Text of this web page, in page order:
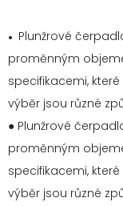
● Plunžrové
proměnným
specifikacemi,
výběr jsou různé
● Plunžrové
proměnným
specifikacemi,
výběr jsou různé